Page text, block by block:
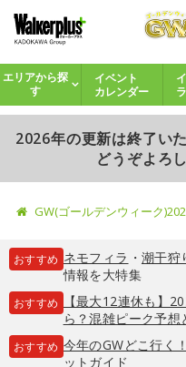
エリアから探
す
イベント
カレンダー
2026年の更新は終了い
どうぞよろ
GW(ゴールデンウィーク
おすすめ ネモフィラ ・ 潮干狩
情報を大特集
おすすめ
【最大12連休も】
ら？混雑ピーク予想
おすすめ 今年のGWどこ行く
ットガイド